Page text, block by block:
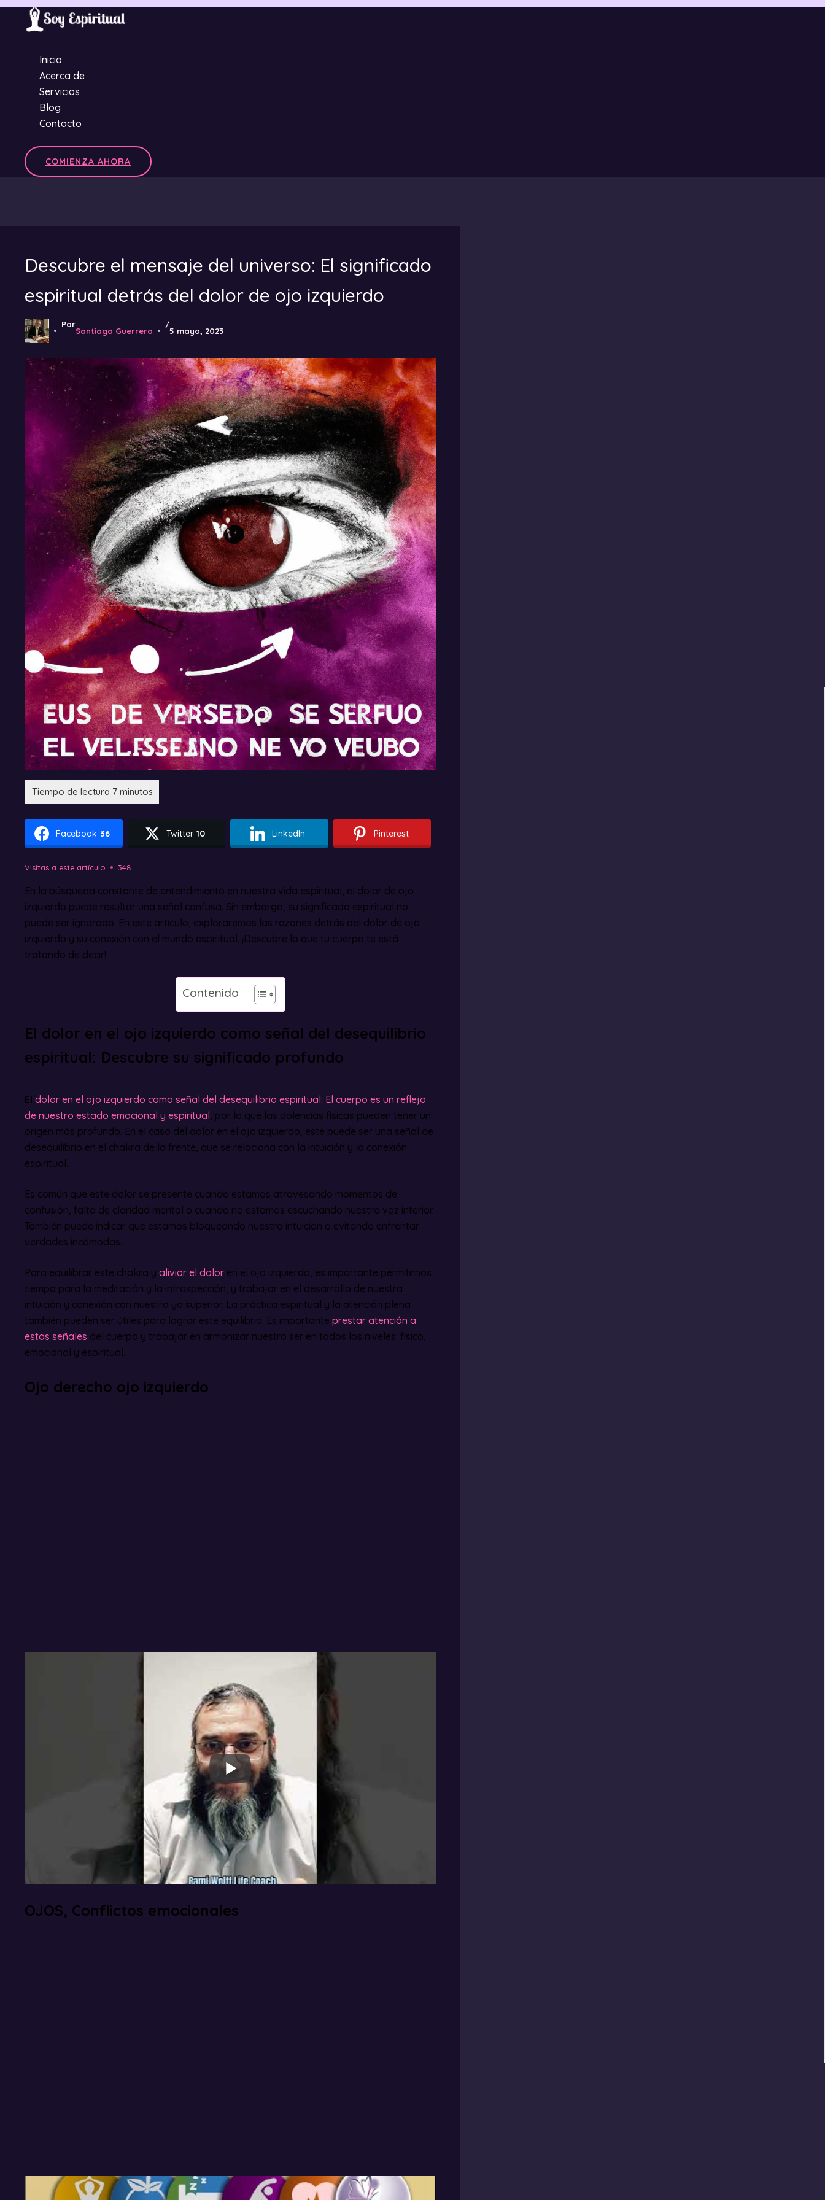
Ir
Inicio
Acerca de
Servicios
Blog
Contacto
COMIENZA AHORA
Descubre el mensaje del universo: El significado
espiritual detrás del dolor de ojo izquierdo
Por
Santiago Guerrero
/
5 mayo, 2023
Facebook 36 Twitter 10 LinkedIn Pinterest
Visitas a este artículo 348
En la búsqueda constante de entendimiento en nuestra vida espiritual, el dolor de ojo
izquierdo puede resultar una señal confusa. Sin embargo, su significado espiritual no
puede ser ignorado. En este artículo, exploraremos las razones detrás del dolor de ojo
izquierdo y su conexión con el mundo espiritual. ¡Descubre lo que tu cuerpo te está
tratando de decir!
Contenido
El dolor en el ojo izquierdo como señal del desequilibrio
espiritual: Descubre su significado profundo
El dolor en el ojo izquierdo como señal del desequilibrio espiritual: El cuerpo es un reflejo
de nuestro estado emocional y espiritual, por lo que las dolencias físicas pueden tener un
origen más profundo. En el caso del dolor en el ojo izquierdo, este puede ser una señal de
desequilibrio en el chakra de la frente, que se relaciona con la intuición y la conexión
espiritual.
Es común que este dolor se presente cuando estamos atravesando momentos de
confusión, falta de claridad mental o cuando no estamos escuchando nuestra voz interior.
También puede indicar que estamos bloqueando nuestra intuición o evitando enfrentar
verdades incómodas.
Para equilibrar este chakra y aliviar el dolor en el ojo izquierdo, es importante permitirnos
tiempo para la meditación y la introspección, y trabajar en el desarrollo de nuestra
intuición y conexión con nuestro yo superior. La práctica espiritual y la atención plena
también pueden ser útiles para lograr este equilibrio. Es importante prestar atención a
estas señales del cuerpo y trabajar en armonizar nuestro ser en todos los niveles: físico,
emocional y espiritual.
Ojo derecho ojo izquierdo
OJOS, Conflictos emocionales